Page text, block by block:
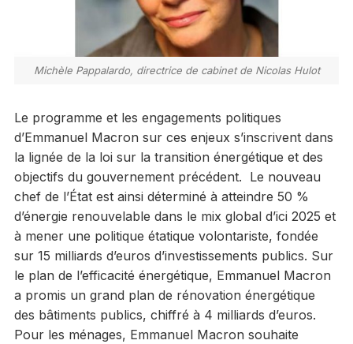
Michèle Pappalardo, directrice de cabinet de Nicolas Hulot
Le programme et les engagements politiques
d’Emmanuel Macron sur ces enjeux s’inscrivent dans
la lignée de la loi sur la transition énergétique et des
objectifs du gouvernement précédent. Le nouveau
chef de l’État est ainsi déterminé à atteindre 50 %
d’énergie renouvelable dans le mix global d’ici 2025 et
à mener une politique étatique volontariste, fondée
sur 15 milliards d’euros d’investissements publics. Sur
le plan de l’efficacité énergétique, Emmanuel Macron
a promis un grand plan de rénovation énergétique
des bâtiments publics, chiffré à 4 milliards d’euros.
Pour les ménages, Emmanuel Macron souhaite